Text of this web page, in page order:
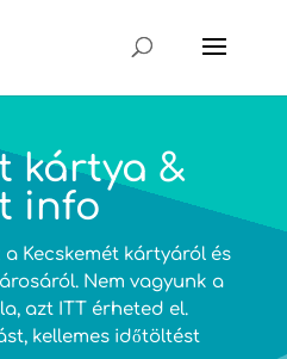
kártya &
info
Kecskemét kártyáról és
Nem vagyunk a
azt ITTérheted el.
kellemes időtöltést